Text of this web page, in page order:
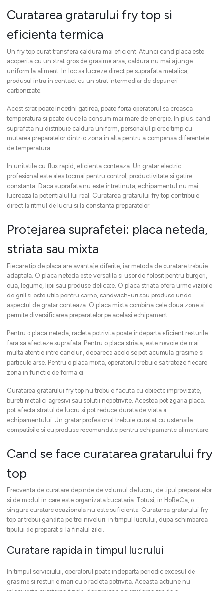
Curatarea gratarului fry top si
eficienta termica
Un fry top curat transfera caldura mai eficient. Atunci cand placa este
acoperita cu un strat gros de grasime arsa, caldura nu mai ajunge
uniform la aliment. In loc sa lucreze direct pe suprafata metalica,
produsul intra in contact cu un strat intermediar de depuneri
carbonizate.
Acest strat poate incetini gatirea, poate forta operatorul sa creasca
temperatura si poate duce la consum mai mare de energie. In plus, cand
suprafata nu distribuie caldura uniform, personalul pierde timp cu
mutarea preparatelor dintr-o zona in alta pentru a compensa diferentele
de temperatura.
In unitatile cu flux rapid, eficienta conteaza. Un gratar electric
profesional este ales tocmai pentru control, productivitate si gatire
constanta. Daca suprafata nu este intretinuta, echipamentul nu mai
lucreaza la potentialul lui real. Curatarea gratarului fry top contribuie
direct la ritmul de lucru si la constanta preparatelor.
Protejarea suprafetei: placa neteda,
striata sau mixta
Fiecare tip de placa are avantaje diferite, iar metoda de curatare trebuie
adaptata. O placa neteda este versatila si usor de folosit pentru burgeri,
oua, legume, lipii sau produse delicate. O placa striata ofera urme vizibile
de grill si este utila pentru carne, sandwich-uri sau produse unde
aspectul de gratar conteaza. O placa mixta combina cele doua zone si
permite diversificarea preparatelor pe acelasi echipament.
Pentru o placa neteda, racleta potrivita poate indeparta eficient resturile
fara sa afecteze suprafata. Pentru o placa striata, este nevoie de mai
multa atentie intre caneluri, deoarece acolo se pot acumula grasime si
particule arse. Pentru o placa mixta, operatorul trebuie sa trateze fiecare
zona in functie de forma ei.
Curatarea gratarului fry top nu trebuie facuta cu obiecte improvizate,
bureti metalici agresivi sau solutii nepotrivite. Acestea pot zgaria placa,
pot afecta stratul de lucru si pot reduce durata de viata a
echipamentului. Un gratar profesional trebuie curatat cu ustensile
compatibile si cu produse recomandate pentru echipamente alimentare.
Cand se face curatarea gratarului fry
top
Frecventa de curatare depinde de volumul de lucru, de tipul preparatelor
si de modul in care este organizata bucataria. Totusi, in HoReCa, o
singura curatare ocazionala nu este suficienta. Curatarea gratarului fry
top ar trebui gandita pe trei niveluri: in timpul lucrului, dupa schimbarea
tipului de preparat si la finalul zilei.
Curatare rapida in timpul lucrului
In timpul serviciului, operatorul poate indeparta periodic excesul de
grasime si resturile mari cu o racleta potrivita. Aceasta actiune nu